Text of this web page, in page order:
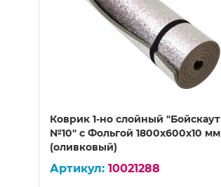
Коврик 1-но слойный "Бойскаут
№10" с Фольгой 1800х600х10 мм
(оливковый)
10021288